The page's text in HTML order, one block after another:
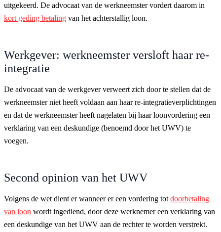
uitgekeerd. De advocaat van de werkneemster vordert daarom in
kort geding betaling van het achterstallig loon.
Werkgever: werkneemster versloft haar re-
integratie
De advocaat van de werkgever verweert zich door te stellen dat de
werkneemster niet heeft voldaan aan haar re-integratieverplichtingen
en dat de werkneemster heeft nagelaten bij haar loonvordering een
verklaring van een deskundige (benoemd door het UWV) te
voegen.
Second opinion van het UWV
Volgens de wet dient er wanneer er een vordering tot doorbetaling
van loon wordt ingediend, door deze werknemer een verklaring van
een deskundige van het UWV aan de rechter te worden verstrekt.